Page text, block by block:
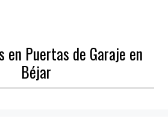
en Puertas de Garaje en
Béjar